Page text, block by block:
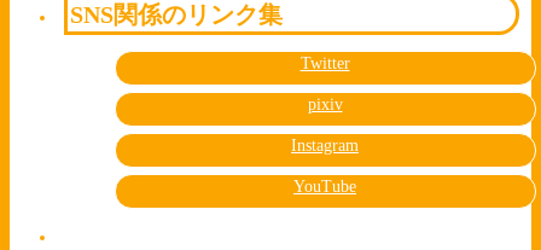
SNS関係のリンク集
Twitter
pixiv
Instagram
YouTube